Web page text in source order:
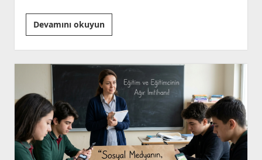
Devamını okuyunOkuma
Eyleminde
Dünya
Nerede,
Biz
Neredeyiz?
“İçinde
İnsan
Olmayan
Elbiseler!”